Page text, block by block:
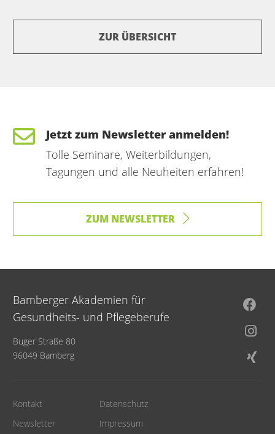
ZUR ÜBERSICHT
Jetzt zum Newsletter anmelden!
Tolle Seminare, Weiterbildungen,
Tagungen und alle Neuheiten erfahren!
ZUM NEWSLETTER
Bamberger Akademien für
Gesundheits- und Pflegeberufe
Buger Straße 80
96049 Bamberg
Kontakt
Newsletter
Datenschutz
Impressum